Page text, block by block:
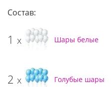
Состав:
1 x Шары белые
2 x Голубые шары